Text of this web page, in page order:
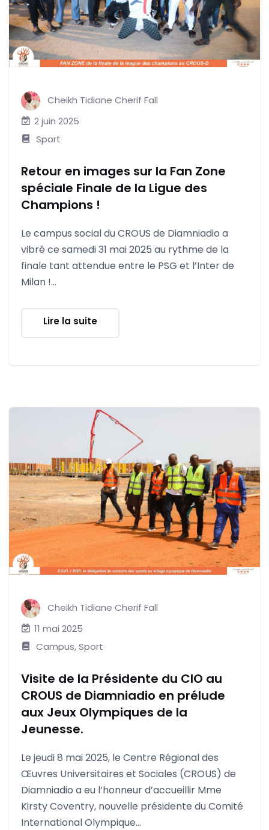
Cheikh Tidiane Cherif Fall
2 juin 2025
Sport
Retour en images sur la Fan Zone
spéciale Finale de la Ligue des
Champions !
Le campus social du CROUS de Diamniadio a
vibré ce samedi 31 mai 2025 au rythme de la
finale tant attendue entre le PSG et l’Inter de
Milan !...
Lire la suite
Cheikh Tidiane Cherif Fall
11 mai 2025
Campus,Sport
Visite de la Présidente du CIO au
CROUS de Diamniadio en prélude
aux Jeux Olympiques de la
Jeunesse.
Le jeudi 8 mai 2025, le Centre Régional des
Œuvres Universitaires et Sociales (CROUS) de
Diamniadio a eu l’honneur d’accueillir Mme
Kirsty Coventry, nouvelle présidente du Comité
International Olympique...